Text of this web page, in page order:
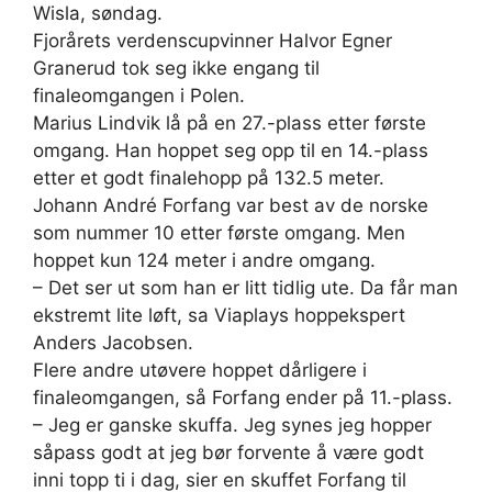
Wisla, søndag.
Fjorårets verdenscupvinner Halvor Egner
Granerud tok seg ikke engang til
finaleomgangen i Polen.
Marius Lindvik lå på en 27.-plass etter første
omgang. Han hoppet seg opp til en 14.-plass
etter et godt finalehopp på 132.5 meter.
Johann André Forfang var best av de norske
som nummer 10 etter første omgang. Men
hoppet kun 124 meter i andre omgang.
– Det ser ut som han er litt tidlig ute. Da får man
ekstremt lite løft, sa Viaplays hoppekspert
Anders Jacobsen.
Flere andre utøvere hoppet dårligere i
finaleomgangen, så Forfang ender på 11.-plass.
– Jeg er ganske skuffa. Jeg synes jeg hopper
såpass godt at jeg bør forvente å være godt
inni topp ti i dag, sier en skuffet Forfang til